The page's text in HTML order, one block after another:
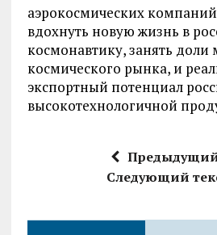
аэрокосмических
вдохнуть новую жизнь в
космонавтику, занять доли
космического рынка, и
экспортный потенциал
высокотехнологичной
Предыдущий
Следующий